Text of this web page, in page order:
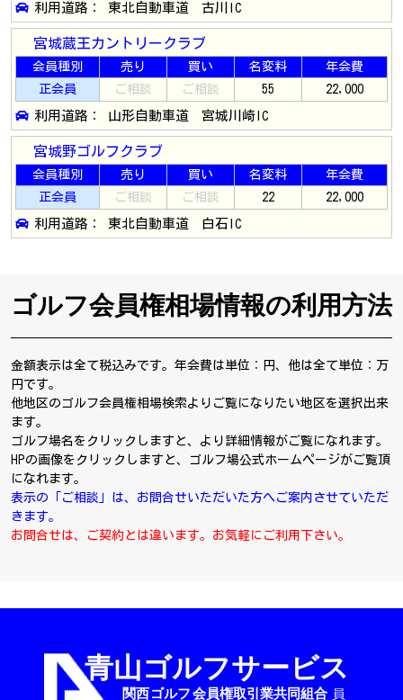
利用道路： 東北自動車道 古川IC
宮城蔵王カントリークラブ
会員種別 売り 買い 名変料
年会費
正会員
ご相談 ご相談 55 22,000
利用道路： 山形自動車道 宮城川崎IC
宮城野ゴルフクラブ
会員種別 売り 買い 名変料
年会費
正会員
ご相談 ご相談 22 22,000
利用道路： 東北自動車道 白石IC
ゴルフ会員権相場情報の利用方法
金額表示は全て税込みです。年会費は単位：円、他は全て単位：万
円です。
他地区のゴルフ会員権相場検索よりご覧になりたい地区を選択出来
ます。
ゴルフ場名をクリックしますと、より詳細情報がご覧になれます。
HPの画像をクリックしますと、ゴルフ場公式ホームページがご覧頂
になれます。
表示の「ご相談」は、お問合せいただいた方へご案内させていただ
きます。
お問合せは、ご契約とは違います。お気軽にご利用下さい。